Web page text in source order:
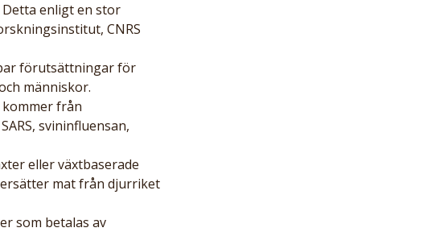
enligt en stor
CNRS
förutsättningar för
människor.
från
svininfluensan,
eller växtbaserade
mat från djurriket
som betalas av